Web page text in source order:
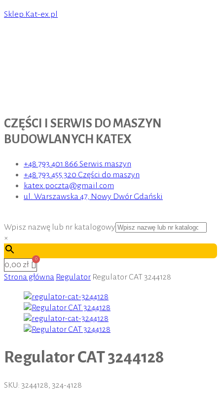
Sklep.Kat-ex.pl
CZĘŚCI I SERWIS DO MASZYN
BUDOWLANYCH KATEX
+48 793 401 866 Serwis maszyn
+48 793 455 320 Części do maszyn
katex.poczta@gmail.com
ul. Warszawska 47, Nowy Dwór Gdański
Wpisz nazwę lub nr katalogowy
×
0,00 zł
Strona główna Regulator Regulator CAT 3244128
Regulator CAT 3244128
SKU: 3244128, 324-4128